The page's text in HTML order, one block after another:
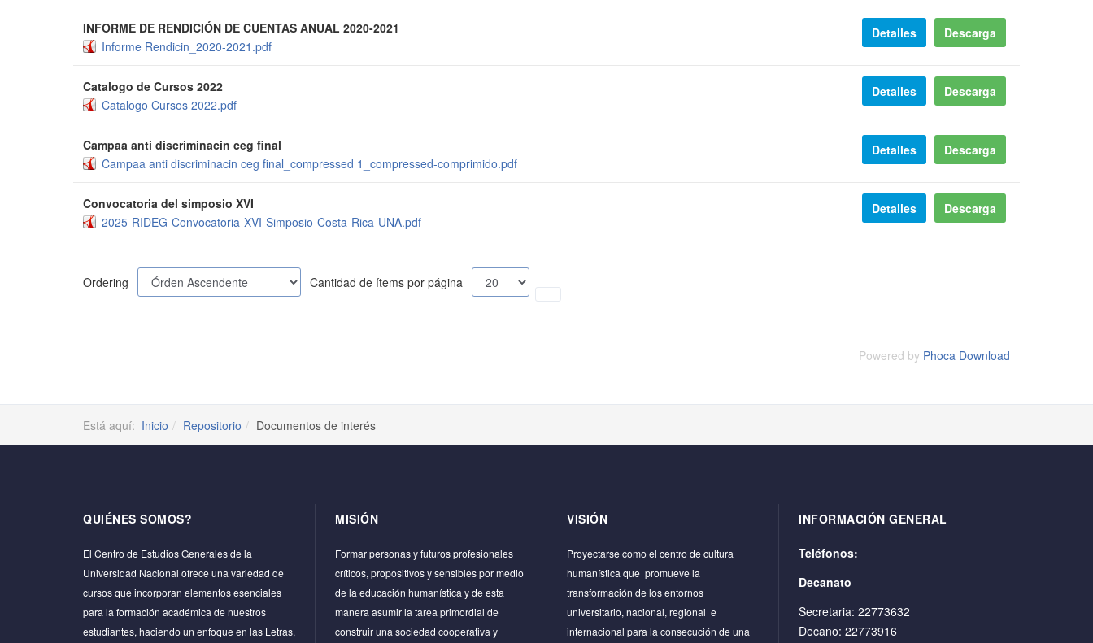
INFORME DE RENDICIÓN DE CUENTAS ANUAL 2020-2021
Informe Rendicin_2020-2021.pdf
Descarga
Detalles
Catalogo de Cursos 2022
Catalogo Cursos 2022.pdf
Descarga
Detalles
Campaa anti discriminacin ceg final
Campaa anti discriminacin ceg final_compressed 1_compressed-comprimido.pdf
Descarga
Detalles
Convocatoria del simposio XVI
2025-RIDEG-Convocatoria-XVI-Simposio-Costa-Rica-UNA.pdf
Descarga
Detalles
Ordering Cantidad de ítems por página
Powered by Phoca Download
Está aquí: Inicio Repositorio Documentos de interés
QUIÉNES SOMOS?
El Centro de Estudios Generales de la
Universidad Nacional ofrece una variedad de
cursos que incorporan elementos esenciales
para la formación académica de nuestros
estudiantes, haciendo un enfoque en las Letras,
MISIÓN
Formar personas y futuros profesionales
críticos, propositivos y sensibles por medio
de la educación humanística y de esta
manera asumir la tarea primordial de
construir una sociedad cooperativa y
VISIÓN
Proyectarse como el centro de cultura
humanística que promueve la
transformación de los entornos
universitario, nacional, regional e
internacional para la consecución de una
INFORMACIÓN GENERAL
Teléfonos:
Decanato
Secretaria: 22773632
Decano: 22773916